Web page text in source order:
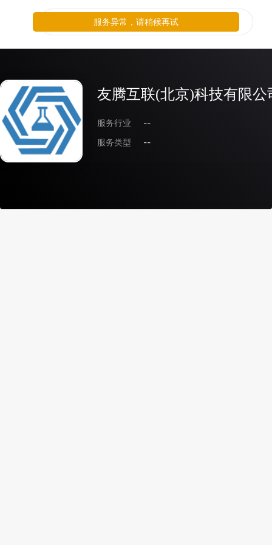
友腾互联(北京)科技有限公
服务行业
--
服务类型
--
服务异常，请稍候再试